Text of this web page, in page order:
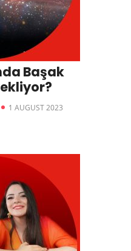
Başak
1 AUGUST 2023